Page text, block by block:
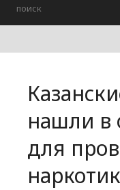
нашли в
для